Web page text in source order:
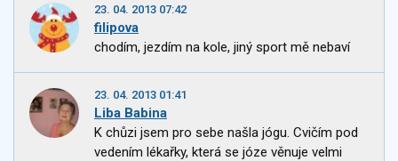
23. 04. 2013 07:42
filipova
chodím, jezdím na kole, jiný sport mě nebaví
23. 04. 2013 01:41
Liba Babina
K chůzi jsem pro sebe našla jógu. Cvičím pod
vedením lékařky, která se józe věnuje velmi